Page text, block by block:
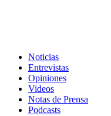
Noticias
Entrevistas
Opiniones
Videos
Notas de Prensa
Podcasts